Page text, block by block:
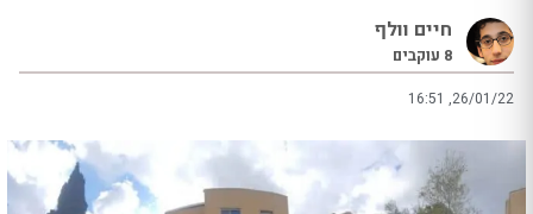
חיים וולף
8 עוקבים
16:51 ,26/01/22